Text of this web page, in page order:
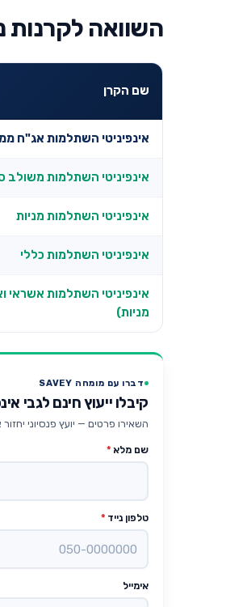
השוואה לקרנות
שם הקרן
אינפיניטי השתלמות אג"ח
אינפיניטי השתלמות משולב
אינפיניטי השתלמות מניות
אינפיניטי השתלמות כללי
מניות)
דברו עם מומחה SAVEY
קיבלו ייעוץ חינם לגבי
השאירו פרטים — יועץ פנסיוני יחזור
שם מלא *
טלפון נייד *
אימייל